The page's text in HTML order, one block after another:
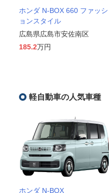
ホンダ N-BOX 660 ファッシ
ョンスタイル
広島県広島市安佐南区
185.2万円
軽自動車の人気車種
ホンダ N-BOX